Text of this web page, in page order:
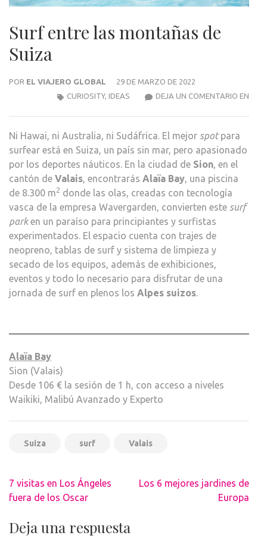
Surf entre las montañas de
Suiza
POR EL VIAJERO GLOBAL
29 DE MARZO DE 2022
DEJA UN COMENTARIO EN
CURIOSITY, IDEAS
Ni Hawai, ni Australia, ni Sudáfrica. El mejor spotpara
surfear está en Suiza, un país sin mar, pero apasionado
por los deportes náuticos. En la ciudad de Sion, en el
cantón de Valais, encontrarás Alaïa Bay, una piscina
de 8.300 m2 donde las olas, creadas con tecnología
vasca de la empresa Wavergarden, convierten este surf
parken un paraíso para principiantes y surfistas
experimentados. El espacio cuenta con trajes de
neopreno, tablas de surf y sistema de limpieza y
secado de los equipos, además de exhibiciones,
eventos y todo lo necesario para disfrutar de una
jornada de surf en plenos los Alpes suizos.
Alaïa Bay
Sion (Valais)
Desde 106 € la sesión de 1 h, con acceso a niveles
Waikiki, Malibú Avanzado y Experto
Suiza surf Valais
Navegación
de
7 visitas en Los Ángeles
fuera de los Oscar
Los 6 mejores jardines de
Europa
Deja una respuesta